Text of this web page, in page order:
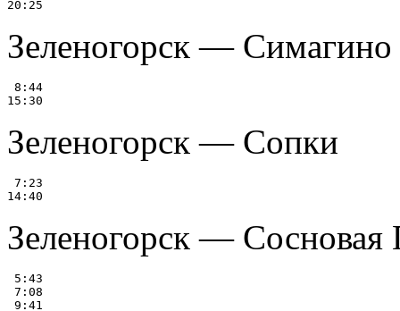
Зеленогорск — Симагино
8:44
Зеленогорск — Сопки
7:23
Зеленогорск — Сосновая
5:43
7:08
9:41